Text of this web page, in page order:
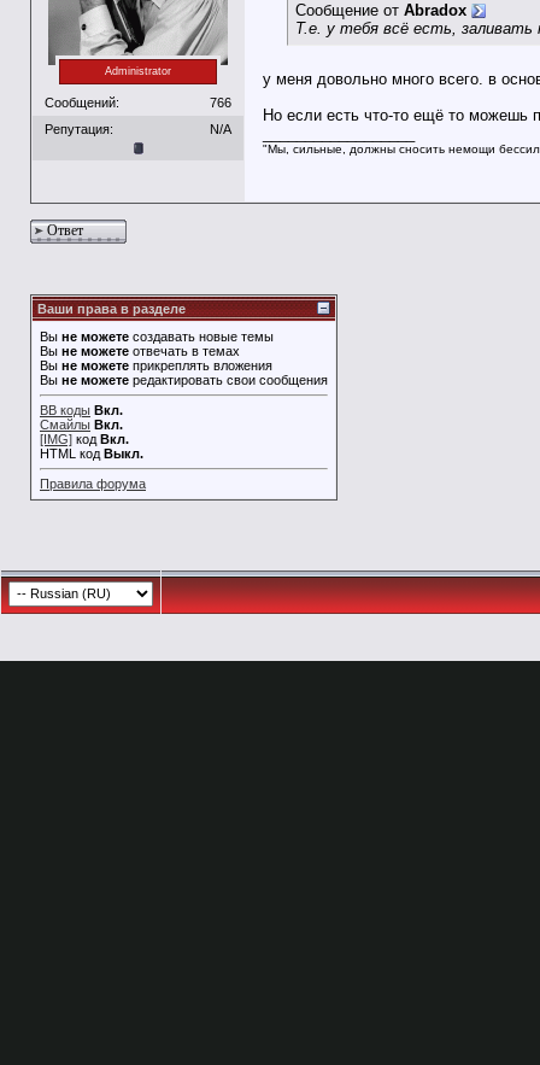
Administrator
Сообщений:
766
Репутация:
N/A
Сообщение от Abradox
Т.е. у тебя всё есть, заливать
у меня довольно много всего. в
Но если есть что-то ещё то можешь
"Мы, сильные, должны сносить немощи
Ответ
Ваши права в разделе
Вы не можете создавать новые темы
Вы не можете отвечать в темах
Вы не можете прикреплять вложения
Вы не можете редактировать свои сообщения
BB коды Вкл.
Смайлы Вкл.
[IMG] код Вкл.
HTML код Выкл.
Правила форума